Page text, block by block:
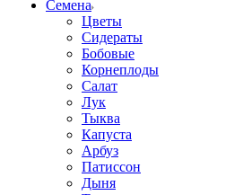
Семена
Цветы
Сидераты
Бобовые
Корнеплоды
Салат
Лук
Тыква
Капуста
Арбуз
Патиссон
Дыня